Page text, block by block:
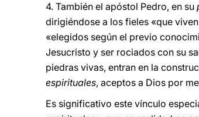
4. También el apóstol Pedro, en su
dirigiéndose a los fieles «que
«elegidos según el previo
Jesucristo y ser rociados con su
piedras vivas, entran en la
espirituales, aceptos a Dios por
Es significativo este vínculo